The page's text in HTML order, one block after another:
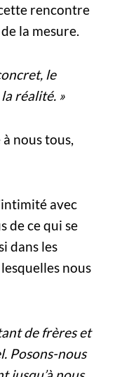
rencontre
la mesure.
le
réalité. »
nous tous,
avec
de ce qui se
dans les
nous
de frères et
Posons-nous